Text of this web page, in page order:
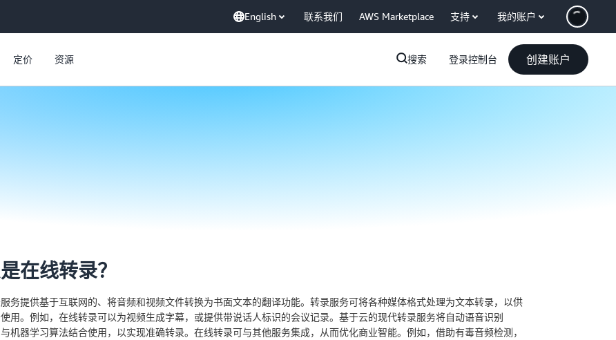
English 联系我们 AWS Marketplace 支持 我的账户
定价 资源 搜索 登录控制台 创建账户
在线转录？
务提供基于互联网的、将音频和视频文件转换为书面文本的翻译功能。转录服务可将各种媒体格式处理为文本转录，以供
用。例如，在线转录可以为视频生成字幕，或提供带说话人标识的会议记录。基于云的现代转录服务将自动语音识别
与机器学习算法结合使用，以实现准确转录。在线转录可与其他服务集成，从而优化商业智能。例如，借助有毒音频检测，